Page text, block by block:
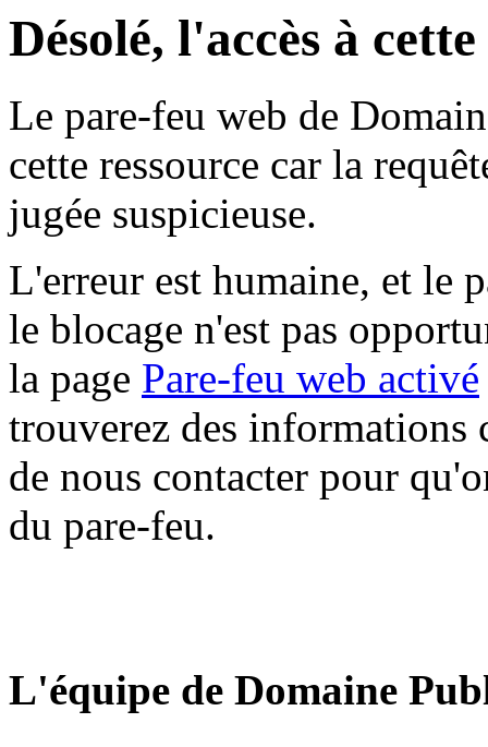
Désolé, l'accès à
Le pare-feu web de
cette ressource car la
jugée suspicieuse.
L'erreur est humaine, et le
le blocage n'est pas
la page Pare-feu web activé
trouverez des informations
de nous contacter pour
du pare-feu.
L'équipe de Domaine